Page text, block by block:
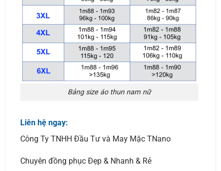
Bảng size áo thun nam nữ
Liên hệ ngay:
Công Ty TNHH Đầu Tư và May Mặc TNano
Chuyên đồng phục Đẹp & Nhanh & Rẻ